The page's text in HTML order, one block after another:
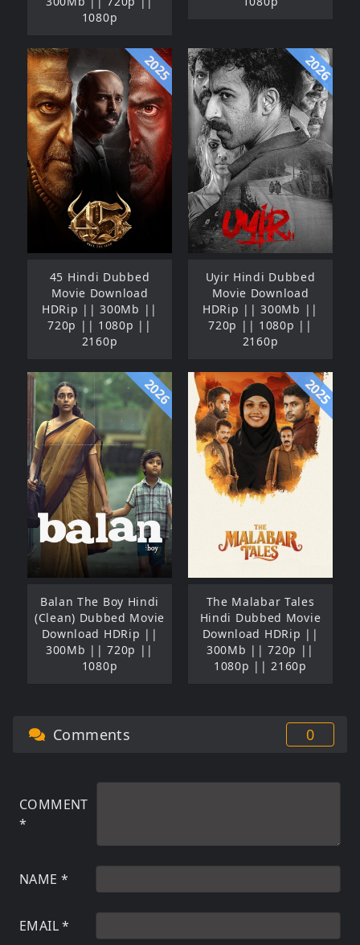
1080p
2025
45 Hindi Dubbed
Movie Download
HDRip || 300Mb ||
720p || 1080p ||
2160p
2026
Uyir Hindi Dubbed
Movie Download
HDRip || 300Mb ||
720p || 1080p ||
2160p
2026
Balan The Boy Hindi
(Clean) Dubbed Movie
Download HDRip ||
300Mb || 720p ||
1080p
2025
The Malabar Tales
Hindi Dubbed Movie
Download HDRip ||
300Mb || 720p ||
1080p || 2160p
Comments 0
COMMENT
*
NAME *
EMAIL*